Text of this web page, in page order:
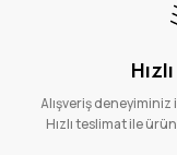
Alışveriş
Hızlı teslimat ile